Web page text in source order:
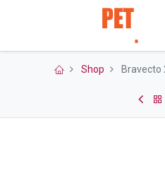
Shop Bravecto